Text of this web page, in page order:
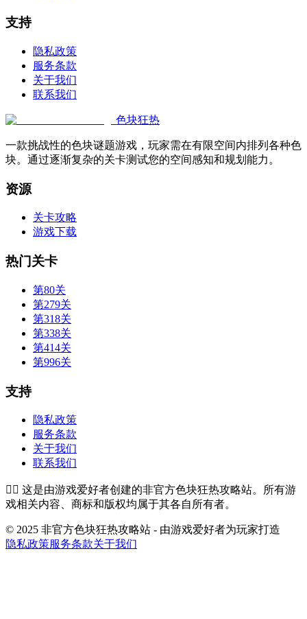
支持
隐私政策
服务条款
关于我们
联系我们
色块狂热
一款挑战性的色块谜题游戏，玩家需在有限空间内排列各种色
块。通过逐渐复杂的关卡测试您的空间感知和规划能力。
资源
关卡攻略
游戏下载
热门关卡
第80关
第279关
第318关
第338关
第414关
第996关
支持
隐私政策
服务条款
关于我们
联系我们
👉🏻 这是由游戏爱好者创建的非官方色块狂热攻略站。所有游
戏相关内容、商标和版权均属于其各自所有者。
© 2025 非官方色块狂热攻略站 - 由游戏爱好者为玩家打造
隐私政策服务条款关于我们